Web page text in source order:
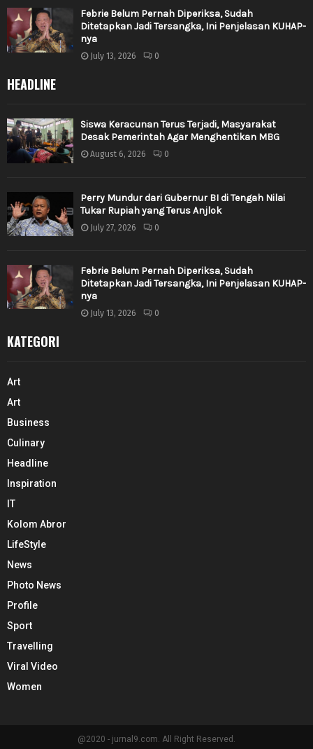
Febrie Belum Pernah Diperiksa, Sudah
Ditetapkan Jadi Tersangka, Ini Penjelasan KUHAP-
nya
July 13, 2026 0
HEADLINE
Siswa Keracunan Terus Terjadi, Masyarakat
Desak Pemerintah Agar Menghentikan MBG
August 6, 2026 0
Perry Mundur dari Gubernur BI di Tengah Nilai
Tukar Rupiah yang Terus Anjlok
July 27, 2026 0
Febrie Belum Pernah Diperiksa, Sudah
Ditetapkan Jadi Tersangka, Ini Penjelasan KUHAP-
nya
July 13, 2026 0
KATEGORI
Art
Art
Business
Culinary
Headline
Inspiration
IT
Kolom Abror
LifeStyle
News
Photo News
Profile
Sport
Travelling
Viral Video
Women
@2020 - jurnal9.com. All Right Reserved.